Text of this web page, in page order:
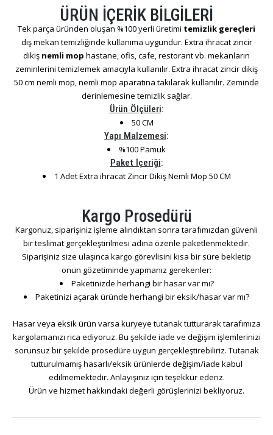
ÜRÜN İÇERİK BİLGİLERİ
Tek parça üründen oluşan %100 yerli üretimi temizlik gereçleri
dış mekan temizliğinde kullanıma uygundur. Extra ihracat zincir
dikiş nemli mop hastane, ofis, cafe, restorant vb. mekanların
zeminlerini temizlemek amacıyla kullanılır. Extra ihracat zincir dikiş
50 cm nemli mop, nemli mop aparatına takılarak kullanılır. Zeminde
derinlemesine temizlik sağlar.
Ürün Ölçüleri:
50 CM
Yapı Malzemesi:
%100 Pamuk
Paket İçeriği:
1 Adet Extra ihracat Zincir Dikiş Nemli Mop 50 CM
Kargo Prosedürü
Kargonuz, siparişiniz işleme alındıktan sonra tarafımızdan güvenli
bir teslimat gerçekleştirilmesi adına özenle paketlenmektedir.
Siparişiniz size ulaşınca kargo görevlisini kısa bir süre bekletip
onun gözetiminde yapmanız gerekenler:
Paketinizde herhangi bir hasar var mı?
Paketinizi açarak üründe herhangi bir eksik/hasar var mı?
Hasar veya eksik ürün varsa kuryeye tutanak tutturarak tarafımıza
kargolamanızı rica ediyoruz. Bu şekilde iade ve değişim işlemlerinizi
sorunsuz bir şekilde prosedüre uygun gerçekleştirebiliriz. Tutanak
tutturulmamış hasarlı/eksik ürünlerde değişim/iade kabul
edilmemektedir. Anlayışınız için teşekkür ederiz.
Ürün ve hizmet hakkındaki değerli görüşlerinizi bekliyoruz.